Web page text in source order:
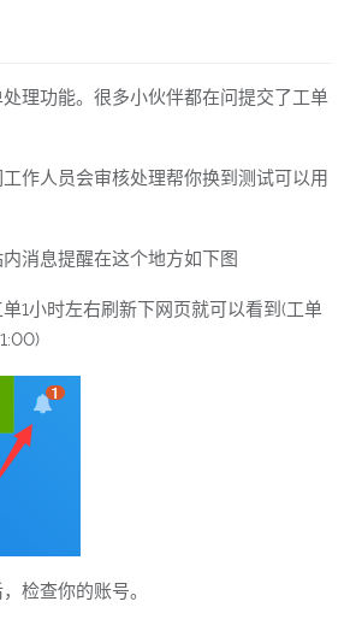
理功能。很多小伙伴都在问提交了工单
作人员会审核处理帮你换到测试可以用
消息提醒在这个地方如下图
1小时左右刷新下网页就可以看到(工单
检查你的账号。